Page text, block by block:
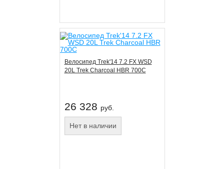
Велосипед Trek'14 7.2 FX WSD
20L Trek Charcoal HBR 700C
26 328 руб.
Нет в наличии